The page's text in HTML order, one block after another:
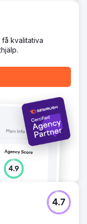
kvalitativa
4.7